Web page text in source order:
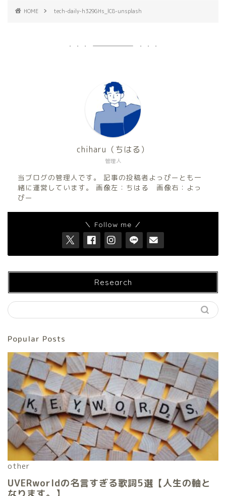
HOME tech-daily-h329GHs_lC8-unsplash
管理人
chiharu（ちはる）
当ブログの管理人です。 記事の投稿者よっぴーとも一
緒に運営しています。 画像左：ちはる 画像右：よっ
ぴー
＼ Follow me ／
Research
Popular Posts